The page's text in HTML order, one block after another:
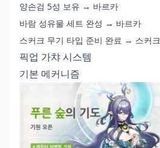
양손검 5성 보유 → 바르카
바람 성유물 세트 완성 → 바르카
스커크 무기 타입 준비 완료 → 스커크
픽업 가챠 시스템
기본 메커니즘